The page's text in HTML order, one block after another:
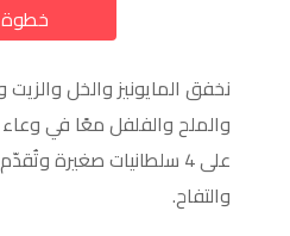
خطوة 1
نخفق المايونيز والخل والزيت
والملح والفلفل معًا في
على 4 سلطانيات صغيرة
والتفاح.